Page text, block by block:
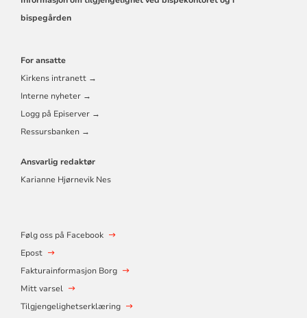
bispegården
For ansatte
Kirkens intranett →
Interne nyheter →
Logg på Episerver →
Ressursbanken →
Ansvarlig redaktør
Karianne Hjørnevik Nes
Følg oss på Facebook
Epost
Fakturainformasjon Borg
Mitt varsel
Tilgjengelighetserklæring